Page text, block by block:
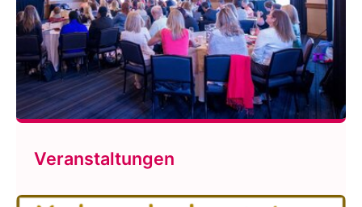
Veranstaltungen